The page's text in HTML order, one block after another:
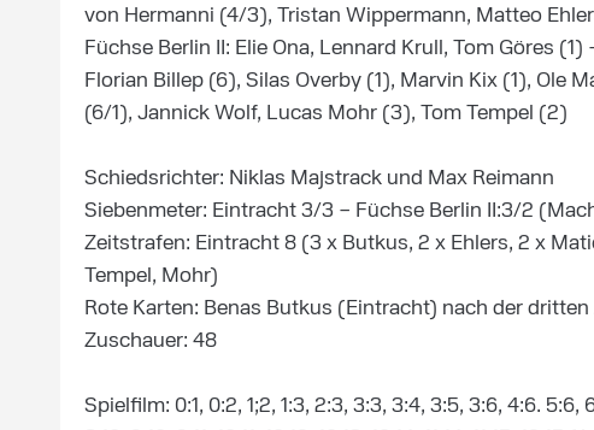
von Hermanni (4/3), Tristan Wippermann, Matteo
Füchse Berlin II: Elie Ona, Lennard Krull, Tom Göres
Florian Billep (6), Silas Overby (1), Marvin Kix (1), Ole
(6/1), Jannick Wolf, Lucas Mohr (3), Tom Tempel (2)
Schiedsrichter: Niklas Majstrack und Max Reimann
Siebenmeter: Eintracht 3/3 – Füchse Berlin II:3/2
Zeitstrafen: Eintracht 8 (3 x Butkus, 2 x Ehlers, 2 x
Tempel, Mohr)
Rote Karten: Benas Butkus (Eintracht) nach der
Zuschauer: 48
Spielfilm: 0:1, 0:2, 1;2, 1:3, 2:3, 3:3, 3:4, 3:5, 3:6, 4:6.